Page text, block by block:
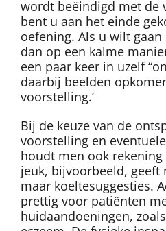
wordt beëindigd met de
bent u aan het einde
oefening. Als u wilt
dan op een kalme
een paar keer in uzelf
daarbij beelden
voorstelling.’
Bij de keuze van de
voorstelling en
houdt men ook
jeuk, bijvoorbeeld, geeft
maar koeltesuggesties.
prettig voor patiënten
huidaandoeningen,